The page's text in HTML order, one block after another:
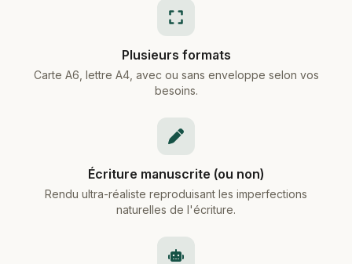
Plusieurs formats
Carte A6, lettre A4, avec ou sans enveloppe selon vos
besoins.
Écriture manuscrite (ou non)
Rendu ultra-réaliste reproduisant les imperfections
naturelles de l'écriture.